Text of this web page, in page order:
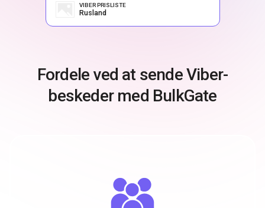
VIBER PRISLISTE
Rusland
Fordele ved at sende Viber-
beskeder med BulkGate